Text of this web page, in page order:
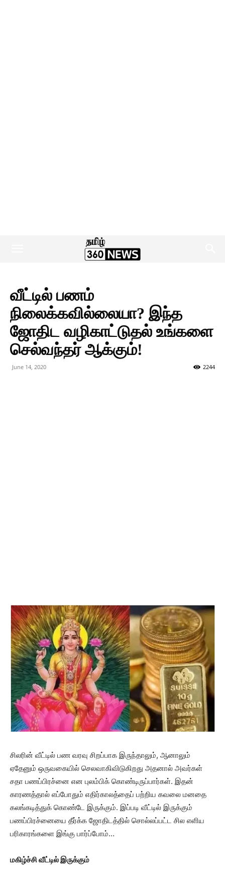
வீட்டில் பணம்
நிலைக்கவில்லையா? இந்த
ஜோதிட வழிகாட்டுதல் உங்களை
செல்வந்தர் ஆக்கும்!
June 14, 2020 2244
சிலரின் வீட்டில் பண வரவு சிறப்பாக இருந்தாலும், ஆனாலும்
ஏதேனும் ஒருவகையில் செலவாகிவிடுகிறது அதனால் அவர்கள்
சதா பணப்பிரச்னை என புலம்பிக் கொண்டிருப்பார்கள். இதன்
காரணத்தால் எப்போதும் எதிர்காலத்தைப் பற்றிய கவலை மனதை
கலங்கடித்துக் கொண்டே இருக்கும். இப்படி வீட்டில் இருக்கும்
பணப்பிரச்னையை தீர்க்க ஜோதிடத்தில் சொல்லப்பட்ட சில எளிய
பரிகாரங்களை இங்கு பார்ப்போம்…
மகிழ்ச்சி வீட்டில் இருக்கும்